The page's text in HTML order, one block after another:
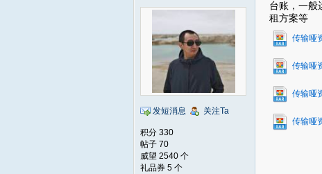
发短消息 关注Ta
积分 330
帖子 70
威望 2540 个
礼品券 5 个
台账，一般
租方案等
传输哑
传输哑
传输哑
传输哑